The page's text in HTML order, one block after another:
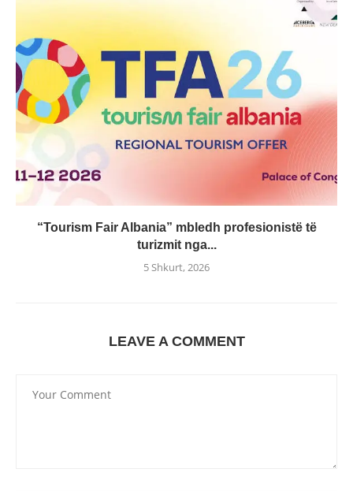
“Tourism Fair Albania” mbledh profesionistë të
turizmit nga...
5 Shkurt, 2026
LEAVE A COMMENT